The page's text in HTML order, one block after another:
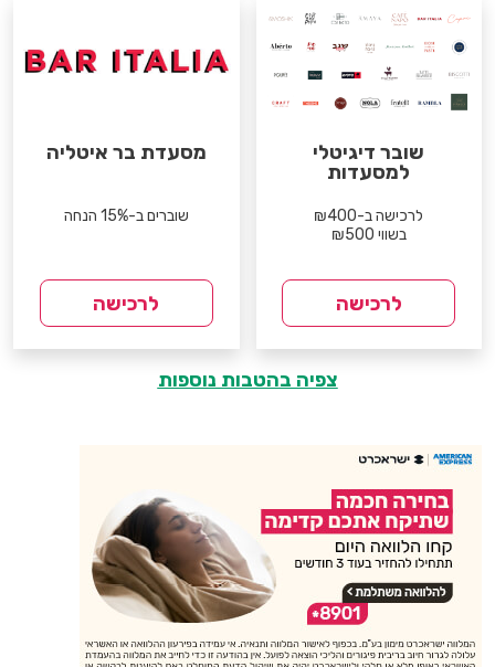
שובר דיגיטלי
למסעדות
לרכישה ב-₪400
בשווי ₪500
לרכישה
מסעדת בר איטליה
שוברים ב-15% הנחה
לרכישה
צפיה בהטבות נוספות